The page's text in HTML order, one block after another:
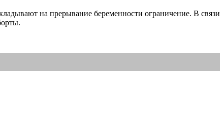
на прерывание беременности ограничение. В связи